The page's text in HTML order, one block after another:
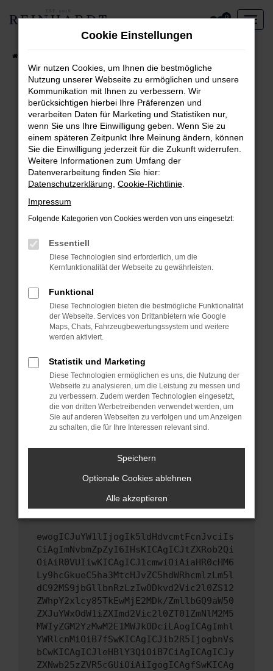
Zum
0
Fehler: Network Error
Beim Laden ist ein Fehler aufgetreten.
Hier sind ein paar Tipps, die dir helfen können:
Überprüfe deine Firewall und deine
Internetverbindung.
Laden andere Webseiten, zum Beispiel deine
Manche Erweiterungen, wie Werbeblocker,
können das Laden bestimmter Seiten
verhindern. Funktioniert die Seite in einem
anderen Browser oder in einem privaten
Starte dein Gerät neu.
Das kann manchmal helfen, vorübergehende
Probleme zu beheben.
Stelle sicher, dass dein Browser und dein
Betriebssystem auf dem neuesten Stand
Veraltete Software birgt nicht nur ein
Sicherheitsrisiko, sondern kann auch dazu
führen, dass bestimmte Funktionen nicht mehr
unterstützt werden.
Wenn du alle oben genannten Schritte versucht
versuchen, das Problem zu beheben. Du kannst
uns diesen Text schicken, um uns bei der
Fehlersuche zu unterstützen:
ewogICJuYW1lIjogIk5ldHdvcmtFcnJvciIs
CiAgImNvbmZpZyI6IHsKICAgICJtZXRob2Qi
OiAiR0VUIiwKICAgICJ1cmwiOiAiaHR0cHM6
Ly9hcGkueC5ha3MtcHJvZC5hdWRhcmlzLm5l
dC92MS9jbGllbnRzLzIwODkvd2Vic2l0ZS12
ZWhpY2xlcy85TkEwMjE2MDk/ZmllbGQ9aW50
ZXJuYWxOdW1iZXImd2Vic2l0ZT01ZmNlM2M5
MWIyZGM2YzMwM2E1MWJkODciLAogICAgImhl
YWRlcnMiOiB7fSwKICAgICJib2R5IjogbnVs
bCwKICAgICJleHBlY3QiOiB7CiAgICAgICJy
ZXNwb25zZVR5cGUiOiAiIgogICAgfSwKICAg
Cookie Einstellungen
Wir nutzen Cookies, um Ihnen die bestmögliche
Nutzung unserer Webseite zu ermöglichen und unsere
Kommunikation mit Ihnen zu verbessern. Wir
berücksichtigen hierbei Ihre Präferenzen und
verarbeiten Daten für Marketing und Statistiken nur,
wenn Sie uns Ihre Einwilligung geben. Wenn Sie zu
einem späteren Zeitpunkt Ihre Meinung ändern, können
Sie die Einwilligung jederzeit für die Zukunft widerrufen.
Weitere Informationen zum Umfang der
Datenverarbeitung finden Sie hier:
Datenschutzerklärung Cookie-Richtlinie
Impressum
Folgende Kategorien von Cookies werden von uns eingesetzt:
Essentiell
Diese Technologien sind erforderlich, um die
Kernfunktionalität der Webseite zu gewährleisten.
Funktional
Diese Technologien bieten die bestmögliche Funktionalität
der Webseite. Services von Drittanbietern wie Google
Maps, Chats, Fahrzeugbewertungssystem und weitere
werden aktiviert.
Statistik und Marketing
Diese Technologien ermöglichen es uns, die Nutzung der
Webseite zu analysieren, um die Leistung zu messen und
zu verbessern. Zudem werden Technologien eingesetzt,
die von dritten Werbetreibenden verwendet werden, um
Sie auf anderen Webseiten zu verfolgen und um Anzeigen
zu schalten, die für Ihre Interessen relevant sind.
Speichern
Optionale Cookies ablehnen
Alle akzeptieren